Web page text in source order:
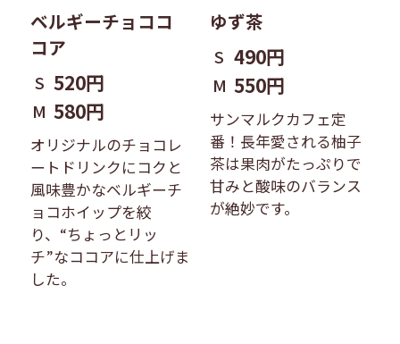
ベルギーチョココ
コア
S 520円
M 580円
オリジナルのチョコレ
ートドリンクにコクと
風味豊かなベルギーチ
ョコホイップを絞
り、“ちょっとリッ
チ”なココアに仕上げま
した。
ゆず茶
S 490円
M 550円
サンマルクカフェ定
番！長年愛される柚子
茶は果肉がたっぷりで
甘みと酸味のバランス
が絶妙です。